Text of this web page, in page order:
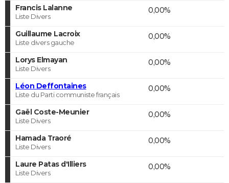
Francis Lalanne
Liste Divers
0,00%
Guillaume Lacroix
Liste divers gauche
0,00%
Lorys Elmayan
Liste Divers
0,00%
Léon Deffontaines
Liste du Parti communiste français
0,00%
Gaël Coste-Meunier
Liste Divers
0,00%
Hamada Traoré
Liste Divers
0,00%
Laure Patas d'Illiers
Liste Divers
0,00%